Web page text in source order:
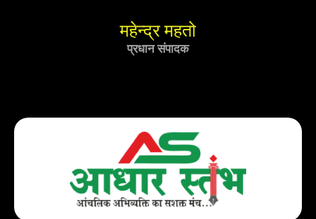
महेन्द्र महतो
प्रधान संपादक